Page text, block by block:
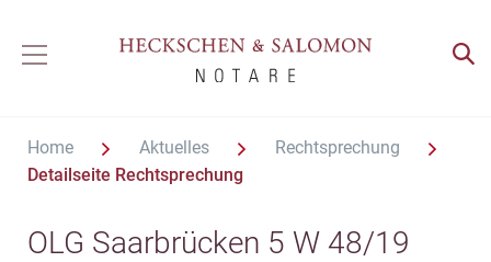
Home Aktuelles
Rechtsprechung
Detailseite Rechtsprechung
OLG Saarbrücken 5 W 48/19